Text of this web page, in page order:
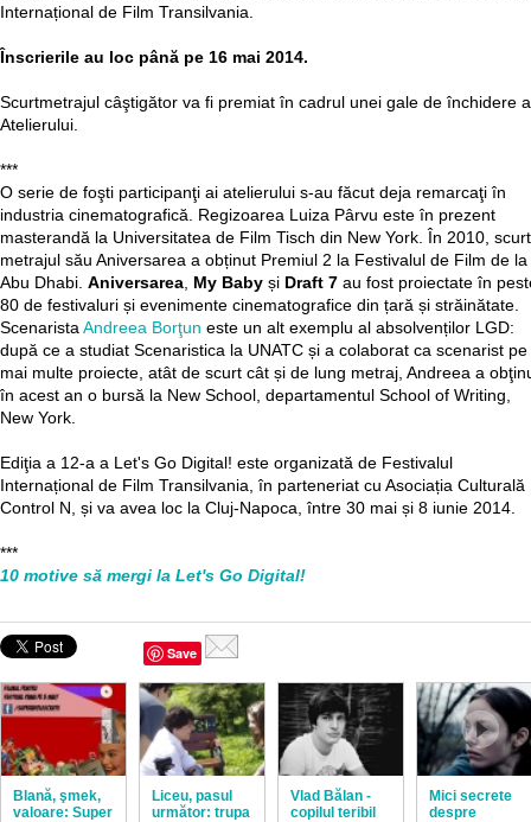
Internațional de Film Transilvania.
Înscrierile au loc până pe 16 mai 2014.
Scurtmetrajul câştigător va fi premiat în cadrul unei gale de închidere a
Atelierului.
***
O serie de foşti participanţi ai atelierului s-au făcut deja remarcaţi în
industria cinematografică. Regizoarea Luiza Pârvu este în prezent
masterandă la Universitatea de Film Tisch din New York. În 2010, scurt
metrajul său Aniversarea a obținut Premiul 2 la Festivalul de Film de la
Abu Dhabi. Aniversarea, My Baby și Draft 7 au fost proiectate în
80 de festivaluri și evenimente cinematografice din țară și străinătate.
Scenarista Andreea Borţun este un alt exemplu al absolvenților LGD:
după ce a studiat Scenaristica la UNATC și a colaborat ca scenarist pe
mai multe proiecte, atât de scurt cât și de lung metraj, Andreea a
în acest an o bursă la New School, departamentul School of Writing,
New York.
Ediţia a 12-a a Let's Go Digital! este organizată de Festivalul
Internațional de Film Transilvania, în parteneriat cu Asociația Culturală
Control N, și va avea loc la Cluj-Napoca, între 30 mai și 8 iunie 2014.
***
10 motive să mergi la Let's Go Digital!
Save
Blană, şmek,
valoare: Super
Liceu, pasul
următor: trupa
Vlad Bălan -
copilul teribil
Mici secrete
despre